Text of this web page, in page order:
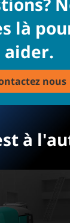
là
aider.
nous
à